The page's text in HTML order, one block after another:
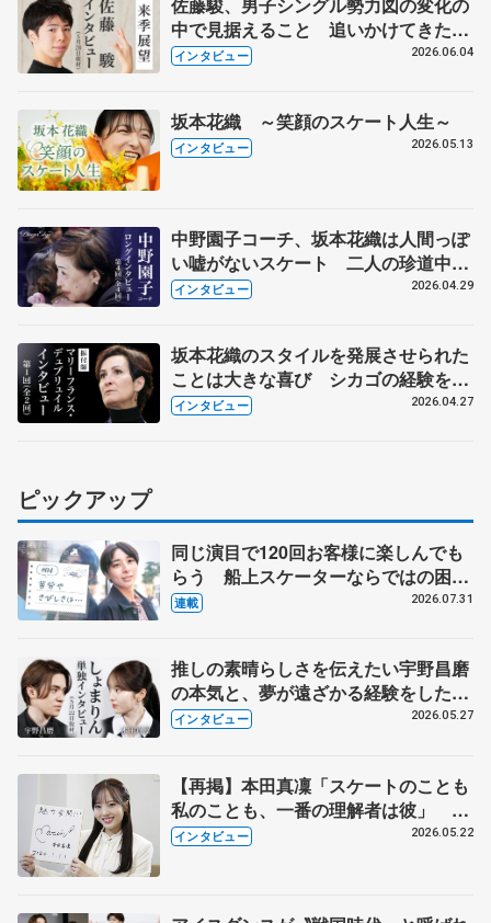
佐藤駿、男子シングル勢力図の変化の
中で見据えること 追いかけてきた鍵
山優真が不在のシーズンに向けて
インタビュー 2026.06.04
坂本花織 ～笑顔のスケート人生～
インタビュー 2026.05.13
中野園子コーチ、坂本花織は人間っぽ
い嘘がないスケート 二人の珍道中は
続いていく④
インタビュー 2026.04.29
坂本花織のスタイルを発展させられた
ことは大きな喜び シカゴの経験を経
て、挑んだ今季 マリーフランス・デ
インタビュー 2026.04.27
ピックアップ
同じ演目で120回お客様に楽しんでも
らう 船上スケーターならではの困難
とは 影響あったPIW前キャプテン松
連載 2026.07.31
推しの素晴らしさを伝えたい宇野昌磨
の本気と、夢が遠ざかる経験をした本
田真凜の覚悟
インタビュー 2026.05.27
【再掲】本田真凜「スケートのことも
私のことも、一番の理解者は彼」 引
退時の単独インタビューで語った競技
インタビュー 2026.05.22